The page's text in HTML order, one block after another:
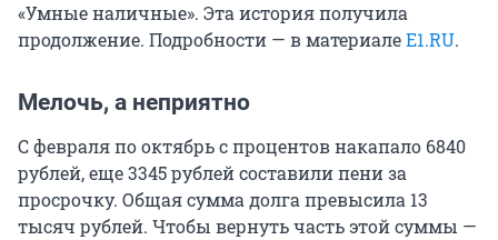
«Умные наличные». Эта история получила
продолжение. Подробности — в материалеE1.RU.
Мелочь, а неприятно
С февраля по октябрь с процентов накапало 6840
рублей, еще 3345 рублей составили пени за
просрочку. Общая сумма долга превысила 13
тысяч рублей. Чтобы вернуть часть этой суммы —